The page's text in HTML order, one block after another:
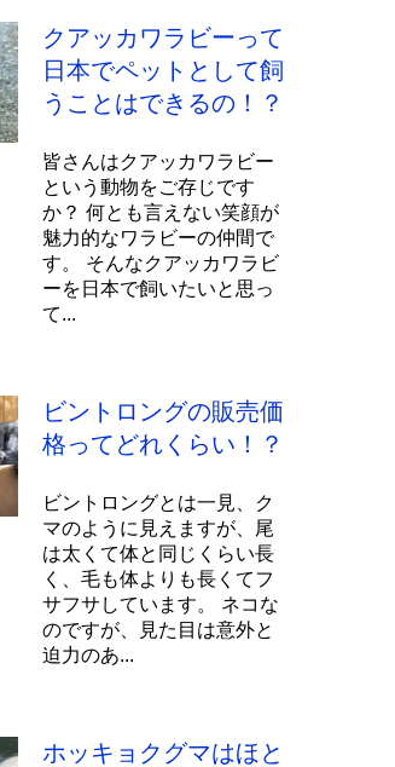
クアッカワラビーって
日本でペットとして飼
うことはできるの！？
皆さんはクアッカワラビー
という動物をご存じです
か？ 何とも言えない笑顔が
魅力的なワラビーの仲間で
す。 そんなクアッカワラビ
ーを日本で飼いたいと思っ
て...
ビントロングの販売価
格ってどれくらい！？
ビントロングとは一見、ク
マのように見えますが、尾
は太くて体と同じくらい長
く、毛も体よりも長くてフ
サフサしています。 ネコな
のですが、見た目は意外と
迫力のあ...
ホッキョクグマはほと